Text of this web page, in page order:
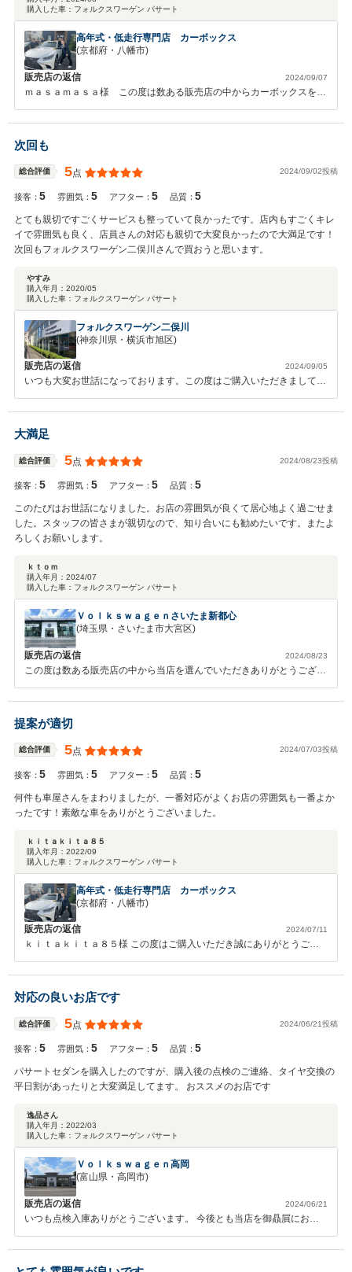
思います。
購入した車： フォルクスワーゲン パサート
高年式・低走行専門店 カーボックス
(京都府・八幡市)
販売店の返信 2024/09/07
ｍａｓａｍａｓａ様 この度は数ある販売店の中からカーボックスを選
とができず申し訳ありませんでした。ｍａｓａｍａｓａ様にそのような
ご満足していただくのはもちろん、接客でもご満足していただけるよう
取り組んでおります。今後もお客様にご満足いただけるように、より一
層精進して参ります。お車のことで何かございましたら、いつでもお気
軽にご連絡くださいませ。今後ともよろしくお願いいたします。
次回も
総合評価 5点 2024/09/02投稿
接客：5 雰囲気：5 アフター：5 品質：5
とても親切ですごくサービスも整っていて良かったです。店内もすごくキレ
イで雰囲気も良く、店員さんの対応も親切で大変良かったので大満足です！
次回もフォルクスワーゲン二俣川さんで買おうと思います。
やすみ
購入年月： 2020/05
購入した車： フォルクスワーゲン パサート
フォルクスワーゲン二俣川
(神奈川県・横浜市旭区)
販売店の返信 2024/09/05
いつも大変お世話になっております。この度はご購入いただきまして誠
にありがとうございました。これからも店舗美化を保つことと、親切・
丁寧な応対を心掛けて参ります。
大満足
総合評価 5点 2024/08/23投稿
接客：5 雰囲気：5 アフター：5 品質：5
このたびはお世話になりました。お店の雰囲気が良くて居心地よく過ごせま
した。スタッフの皆さまが親切なので、知り合いにも勧めたいです。またよ
ろしくお願いします。
ｋｔｏｍ
購入年月： 2024/07
購入した車： フォルクスワーゲン パサート
Ｖｏｌｋｓｗａｇｅｎさいたま新都心
(埼玉県・さいたま市大宮区)
販売店の返信 2024/08/23
この度は数ある販売店の中から当店を選んでいただきありがとうござい
です！ こちらこそ、今後ともよろしくお願いします！！
提案が適切
総合評価 5点 2024/07/03投稿
接客：5 雰囲気：5 アフター：5 品質：5
何件も車屋さんをまわりましたが、一番対応がよくお店の雰囲気も一番よか
ったです！素敵な車をありがとうございました。
ｋｉｔａｋｉｔａ８５
購入年月： 2022/09
購入した車： フォルクスワーゲン パサート
高年式・低走行専門店 カーボックス
(京都府・八幡市)
販売店の返信 2024/07/11
ｋｉｔａｋｉｔａ８５様 この度はご購入いただき誠にありがとうござ
いました。弊社を選んでいただき、またそのようなお褒めのお言葉をい
ただき大変嬉しく思います。お車のことで何かございましたら、お気軽
にご連絡くださいませ。今後ともよろしくお願いいたします。
対応の良いお店です
総合評価 5点 2024/06/21投稿
接客：5 雰囲気：5 アフター：5 品質：5
パサートセダンを購入したのですが、購入後の点検のご連絡、タイヤ交換の
平日割があったりと大変満足してます。 おススメのお店です
逸品さん
購入年月： 2022/03
購入した車： フォルクスワーゲン パサート
Ｖｏｌｋｓｗａｇｅｎ高岡
(富山県・高岡市)
販売店の返信 2024/06/21
いつも点検入庫ありがとうございます。 今後とも当店を御贔屓にお願